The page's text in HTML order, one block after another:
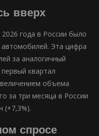
вверх
года в России было
Эта цифра
за аналогичный
квартал
объема
за три месяца в России
(+7,3%).
спросе